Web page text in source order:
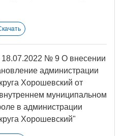
18.07.2022 № 9 О внесении
администрации
Хорошевский от
муниципальном
в администрации
Хорошевский"